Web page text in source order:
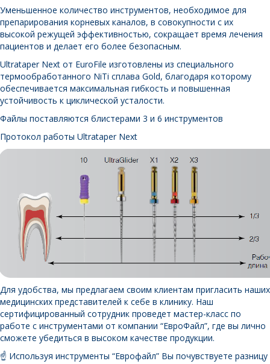
Уменьшенное количество инструментов, необходимое для
препарирования корневых каналов, в совокупности с их
высокой режущей эффективностью, сокращает время лечения
пациентов и делает его более безопасным.
Ultrataper Next от EuroFile изготовлены из специального
термообработанного NiTi сплава Gold, благодаря которому
обеспечивается максимальная гибкость и повышенная
устойчивость к циклической усталости.
Файлы поставляются блистерами 3 и 6 инструментов
Протокол работы Ultrataper Next
Для удобства, мы предлагаем своим клиентам пригласить наших
медицинских представителей к себе в клинику. Наш
сертифицированный сотрудник проведет мастер-класс по
работе с инструментами от компании “ЕвроФайл”, где вы лично
сможете убедиться в высоком качестве продукции.
☝️ Используя инструменты “Еврофайл” Вы почувствуете разницу